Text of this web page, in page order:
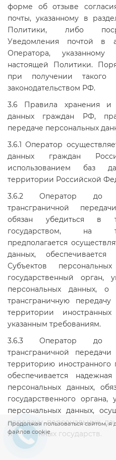
форме об отзыве
почты, указанному в
Политики, либо
Уведомления почтой в
Оператора,
настоящей Политики.
при получении такого
законодательством РФ.
3.6 Правила хранения и
данных граждан РФ,
передаче персональных
3.6.1 Оператор
данных граждан
использованием баз
территории Российской
3.6.2 Оператор до
трансграничной
обязан убедиться в
государством, на
предполагается
данных,
Субъектов
государственный орган,
персональных данных, о
трансграничную
территории
указанным требованиям.
3.6.3 Оператор до
трансграничной
территорию иностранного
обеспечивается
персональных данных,
государственного
персональных данных,
передачу персональных
иностранных государств.
Продолжая пользоваться сайтом, я
файлов cookie.